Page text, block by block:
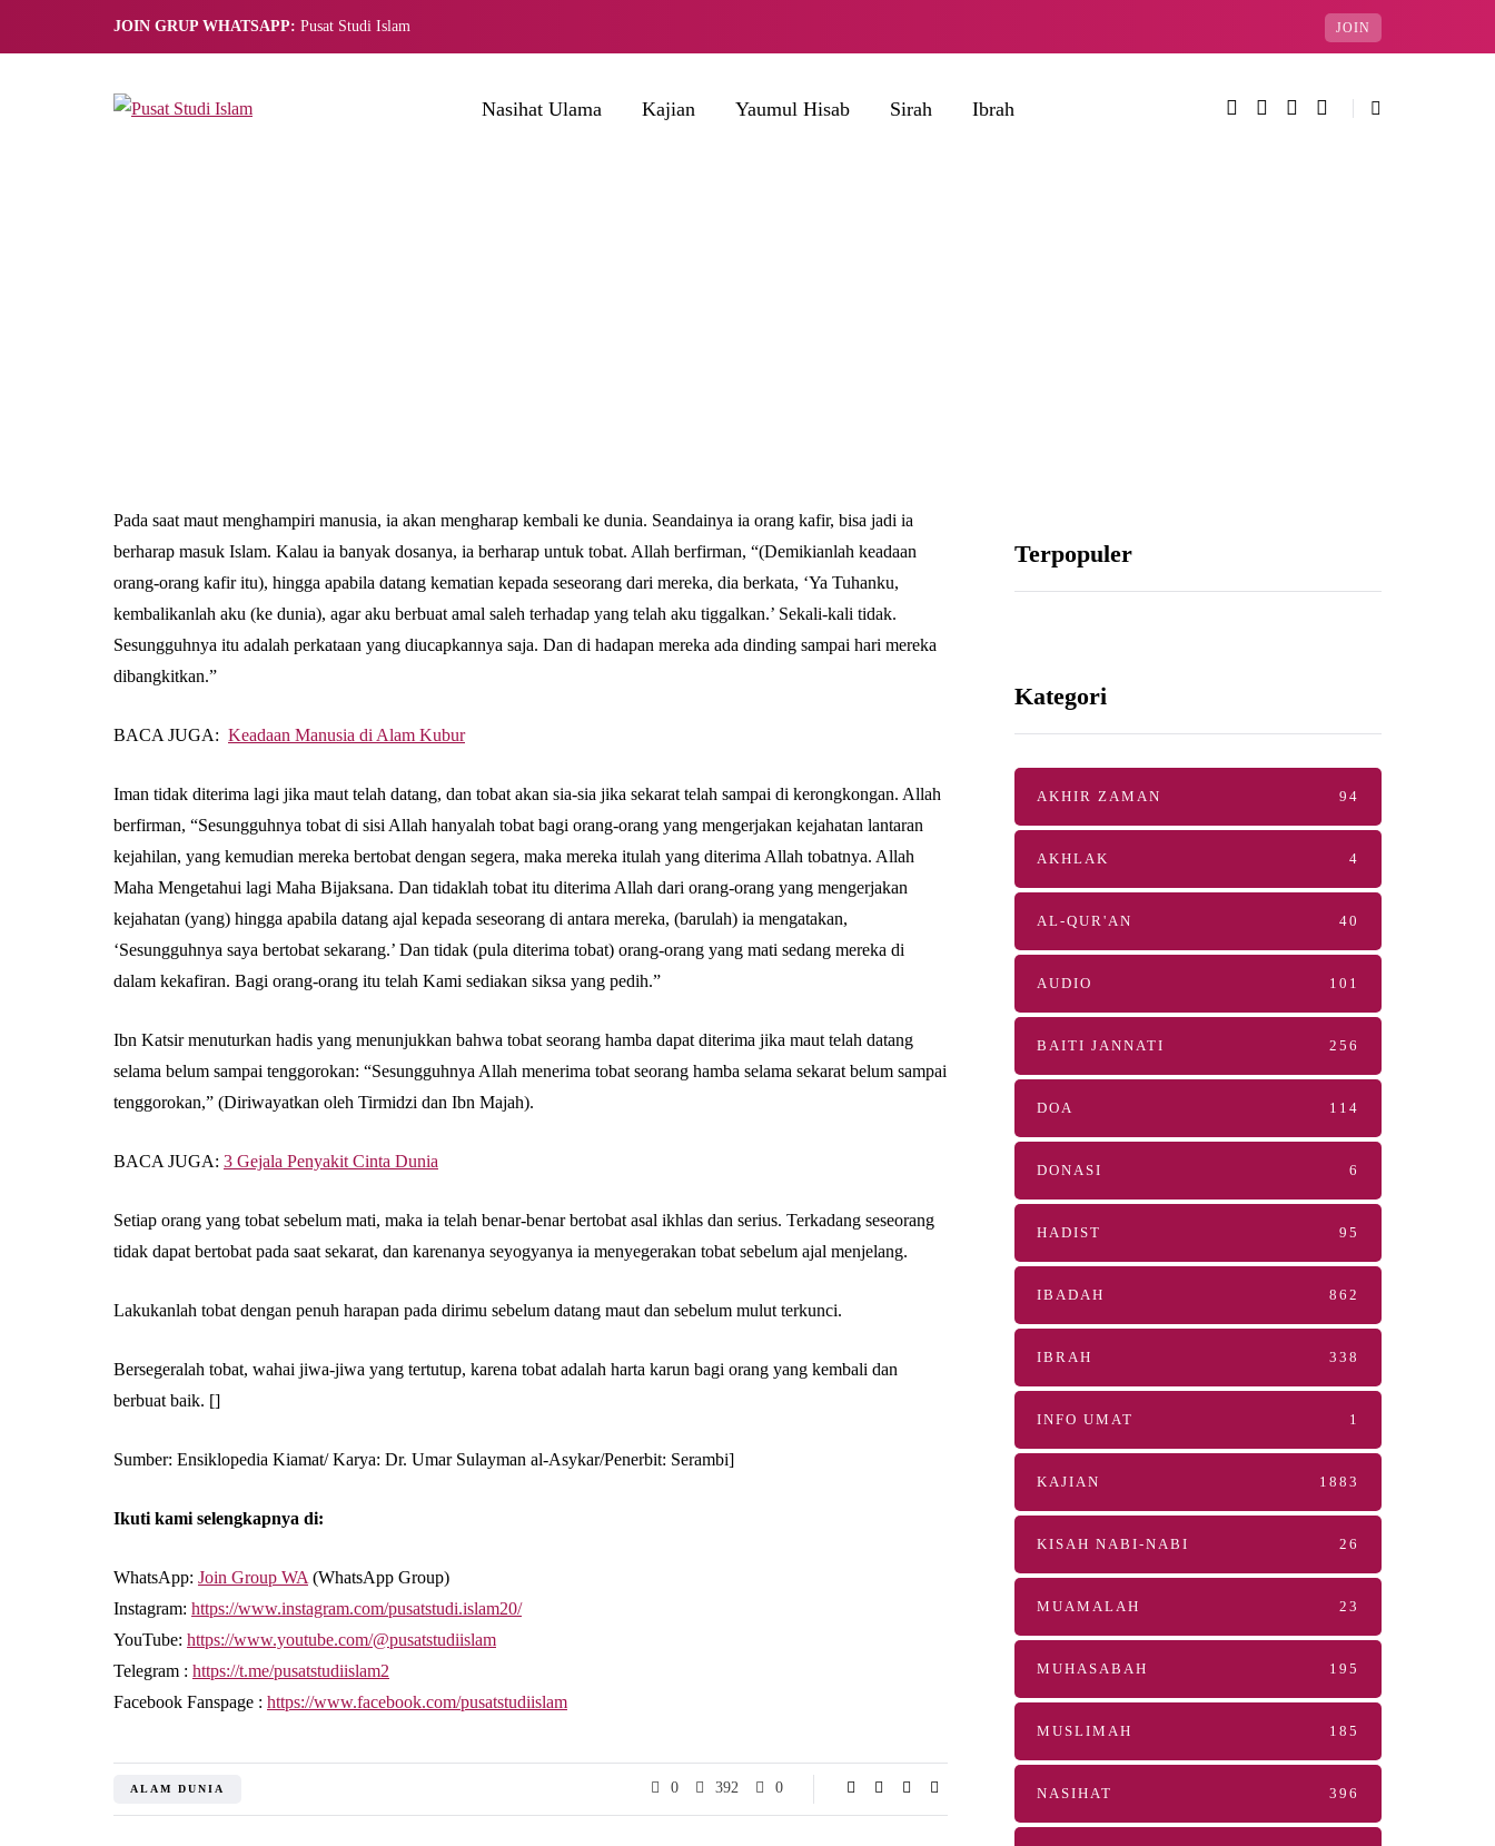
JOIN GRUP WHATSAPP: Pusat Studi Islam JOIN
Nasihat Ulama Kajian Yaumul Hisab Sirah Ibrah
Pada saat maut menghampiri manusia, ia akan mengharap kembali ke dunia. Seandainya ia orang kafir, bisa jadi ia
berharap masuk Islam. Kalau ia banyak dosanya, ia berharap untuk tobat. Allah berfirman, “(Demikianlah keadaan
orang-orang kafir itu), hingga apabila datang kematian kepada seseorang dari mereka, dia berkata, ‘Ya Tuhanku,
kembalikanlah aku (ke dunia), agar aku berbuat amal saleh terhadap yang telah aku tiggalkan.’ Sekali-kali tidak.
Sesungguhnya itu adalah perkataan yang diucapkannya saja. Dan di hadapan mereka ada dinding sampai hari mereka
dibangkitkan.”
BACA JUGA: Keadaan Manusia di Alam Kubur
Iman tidak diterima lagi jika maut telah datang, dan tobat akan sia-sia jika sekarat telah sampai di kerongkongan. Allah
berfirman, “Sesungguhnya tobat di sisi Allah hanyalah tobat bagi orang-orang yang mengerjakan kejahatan lantaran
kejahilan, yang kemudian mereka bertobat dengan segera, maka mereka itulah yang diterima Allah tobatnya. Allah
Maha Mengetahui lagi Maha Bijaksana. Dan tidaklah tobat itu diterima Allah dari orang-orang yang mengerjakan
kejahatan (yang) hingga apabila datang ajal kepada seseorang di antara mereka, (barulah) ia mengatakan,
‘Sesungguhnya saya bertobat sekarang.’ Dan tidak (pula diterima tobat) orang-orang yang mati sedang mereka di
dalam kekafiran. Bagi orang-orang itu telah Kami sediakan siksa yang pedih.”
Ibn Katsir menuturkan hadis yang menunjukkan bahwa tobat seorang hamba dapat diterima jika maut telah datang
selama belum sampai tenggorokan: “Sesungguhnya Allah menerima tobat seorang hamba selama sekarat belum sampai
tenggorokan,” (Diriwayatkan oleh Tirmidzi dan Ibn Majah).
BACA JUGA: 3 Gejala Penyakit Cinta Dunia
Setiap orang yang tobat sebelum mati, maka ia telah benar-benar bertobat asal ikhlas dan serius. Terkadang seseorang
tidak dapat bertobat pada saat sekarat, dan karenanya seyogyanya ia menyegerakan tobat sebelum ajal menjelang.
Lakukanlah tobat dengan penuh harapan pada dirimu sebelum datang maut dan sebelum mulut terkunci.
Bersegeralah tobat, wahai jiwa-jiwa yang tertutup, karena tobat adalah harta karun bagi orang yang kembali dan
berbuat baik. []
Sumber: Ensiklopedia Kiamat/ Karya: Dr. Umar Sulayman al-Asykar/Penerbit: Serambi]
Ikuti kami selengkapnya di:
WhatsApp: Join Group WA (WhatsApp Group)
Instagram: https://www.instagram.com/pusatstudi.islam20/
YouTube: https://www.youtube.com/@pusatstudiislam
Telegram : https://t.me/pusatstudiislam2
Facebook Fanspage : https://www.facebook.com/pusatstudiislam
ALAM DUNIA 0 392 0
Terpopuler
Kategori
AKHIR ZAMAN 94
AKHLAK 4
AL-QUR'AN 40
AUDIO 101
BAITI JANNATI 256
DOA 114
DONASI 6
HADIST 95
IBADAH 862
IBRAH 338
INFO UMAT 1
KAJIAN 1883
KISAH NABI-NABI 26
MUAMALAH 23
MUHASABAH 195
MUSLIMAH 185
NASIHAT 396